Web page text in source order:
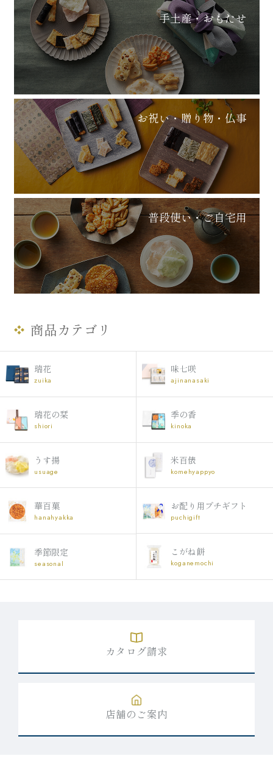
手土産・おもたせ
お祝い・贈り物・仏事
普段使い・ご自宅用
商品カテゴリ
瑞花
zuika
味七咲
ajinanasaki
瑞花の栞
shiori
季の香
kinoka
うす揚
usuage
米百俵
komehyappyo
華百菓
hanahyakka
お配り用プチギフト
puchigift
季節限定
seasonal
こがね餅
koganemochi
カタログ請求
店舗のご案内